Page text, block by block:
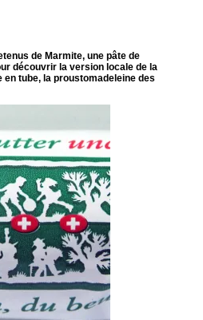
de Marmite, une pâte de
découvrir la version locale de la
en tube, la proustomadeleine des